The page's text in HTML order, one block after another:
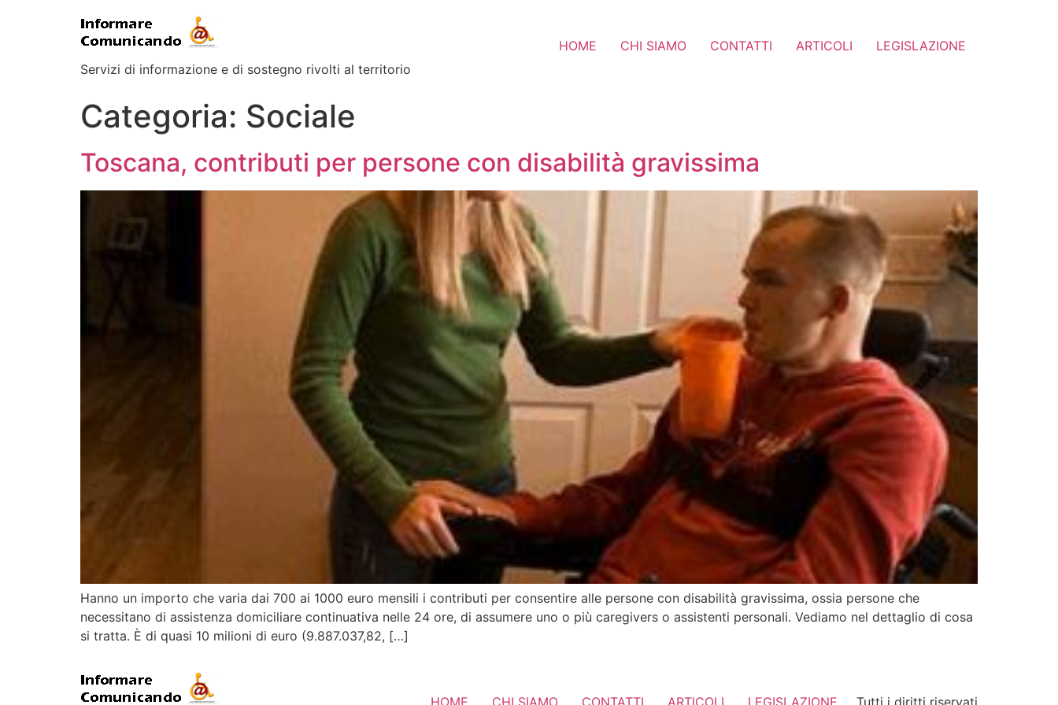
Servizi di informazione e di sostegno rivolti al territorio
HOME CHI SIAMO CONTATTI ARTICOLI LEGISLAZIONE
Categoria: Sociale
Toscana, contributi per persone con disabilità gravissima
Hanno un importo che varia dai 700 ai 1000 euro mensili i contributi per consentire alle persone con disabilità gravissima, ossia persone che
necessitano di assistenza domiciliare continuativa nelle 24 ore, di assumere uno o più caregivers o assistenti personali. Vediamo nel dettaglio di cosa
si tratta. È di quasi 10 milioni di euro (9.887.037,82, […]